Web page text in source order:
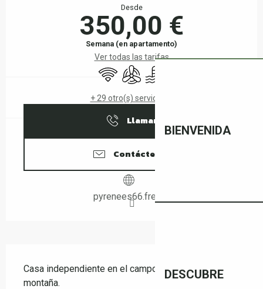
BIENVENIDA
DESCUBRE
Desde
350,00 €
Semana (en apartamento)
Ver todas las tarifas
Wifi Aire Acondicionado
Piscina
+ 29 otro(s) servicio(s)
Llamar
Contáctenos
pyrenees66.free.fr
Casa independiente en el campo, entre el mar y la
montaña.